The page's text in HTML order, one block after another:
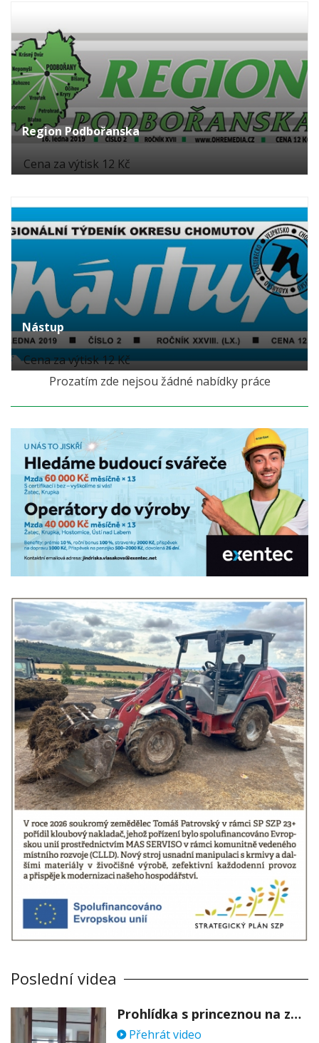
Region Podbořanska
Cena za výtisk 12 Kč
Nástup
Cena za výtisk 12 Kč
Prozatím zde nejsou žádné nabídky práce
Poslední videa
Prohlídka s princeznou na zámku Stekník
Přehrát video